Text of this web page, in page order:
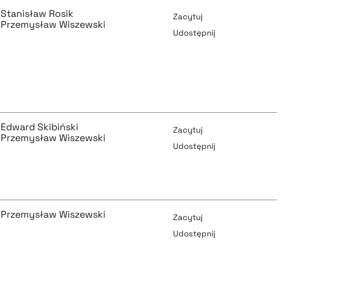
pobierz cytat
pobierz cytat
Stanisław Rosik
Przemysław Wiszewski
Zacytuj
Udostępnij
Edward Skibiński
Przemysław Wiszewski
Zacytuj
Udostępnij
Przemysław Wiszewski
Zacytuj
Udostępnij